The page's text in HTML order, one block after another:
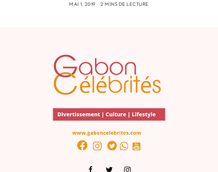
MAI 1, 2019
2 MINS DE LECTURE